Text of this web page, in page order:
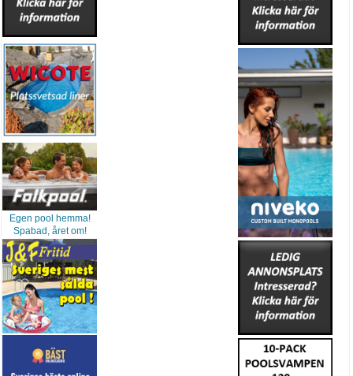
Egen pool hemma!
Spabad, året om!